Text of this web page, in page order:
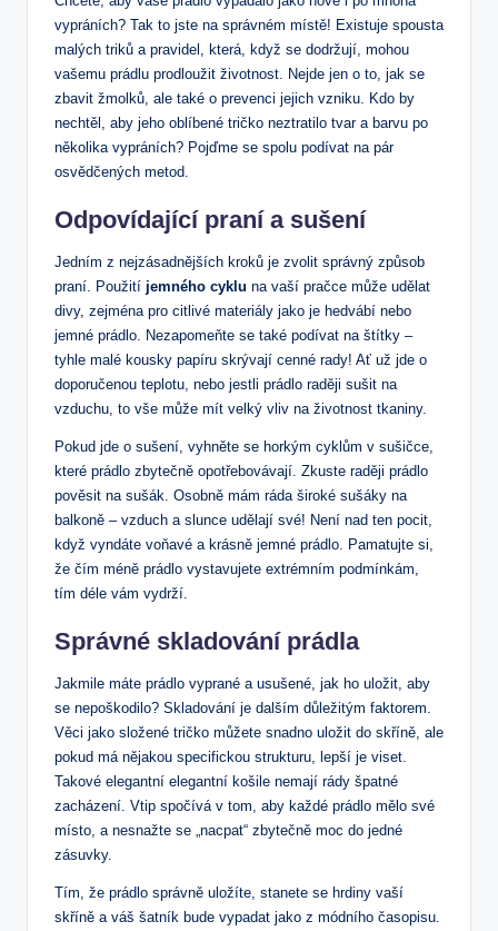
vypráních? Tak to jste na správném místě! Existuje spousta
⁢malých triků a pravidel, která, když se dodržují, mohou
vašemu prádlu prodloužit ‍životnost. Nejde jen o to, jak se
⁤zbavit žmolků, ‌ale ⁣také o⁢ prevenci jejich ⁣vzniku.‍ Kdo by
‌nechtěl, aby jeho oblíbené tričko neztratilo tvar a barvu po
několika vypráních? Pojďme se spolu ‌podívat na pár
osvědčených metod.
Odpovídající ⁢praní‍ a⁤ sušení
Jedním z nejzásadnějších kroků je zvolit správný⁤ způsob
praní. Použití jemného cyklu na vaší pračce může udělat
divy, zejména pro citlivé materiály jako je hedvábí​ nebo
jemné prádlo. ⁤Nezapomeňte ‌se také podívat na štítky –
tyhle malé kousky papíru skrývají cenné rady! Ať už jde o
doporučenou teplotu, nebo jestli prádlo raději sušit na
vzduchu, to⁣ vše může mít velký vliv na životnost tkaniny.
Pokud jde o ​sušení,‌ vyhněte se horkým ​cyklům v sušičce,
které prádlo zbytečně opotřebovávají.⁤ Zkuste ⁢raději prádlo​
pověsit na sušák. Osobně mám ráda široké⁢ sušáky​ na
balkoně – vzduch a slunce udělají své! Není nad ten pocit,
⁤když⁤ vyndáte voňavé ‌a‌ krásně⁤ jemné prádlo. Pamatujte si,
že ‌čím méně prádlo vystavujete extrémním podmínkám,
tím déle‍ vám‍ vydrží.
Správné skladování⁤ prádla
Jakmile máte prádlo vyprané a usušené, jak ho uložit, aby
se nepoškodilo? Skladování​ je dalším důležitým ‌faktorem.
Věci jako složené tričko můžete snadno uložit do‍ skříně, ale
pokud má nějakou specifickou strukturu, lepší je viset.
Takové elegantní elegantní košile‌ nemají rády špatné
zacházení. Vtip spočívá v tom, aby každé prádlo mělo své⁤
místo, a nesnažte se „nacpat“ zbytečně moc do​ jedné
zásuvky.
Tím, že​ prádlo správně uložíte, stanete se ⁣hrdiny vaší
skříně a váš šatník bude vypadat jako z‍ módního časopisu.